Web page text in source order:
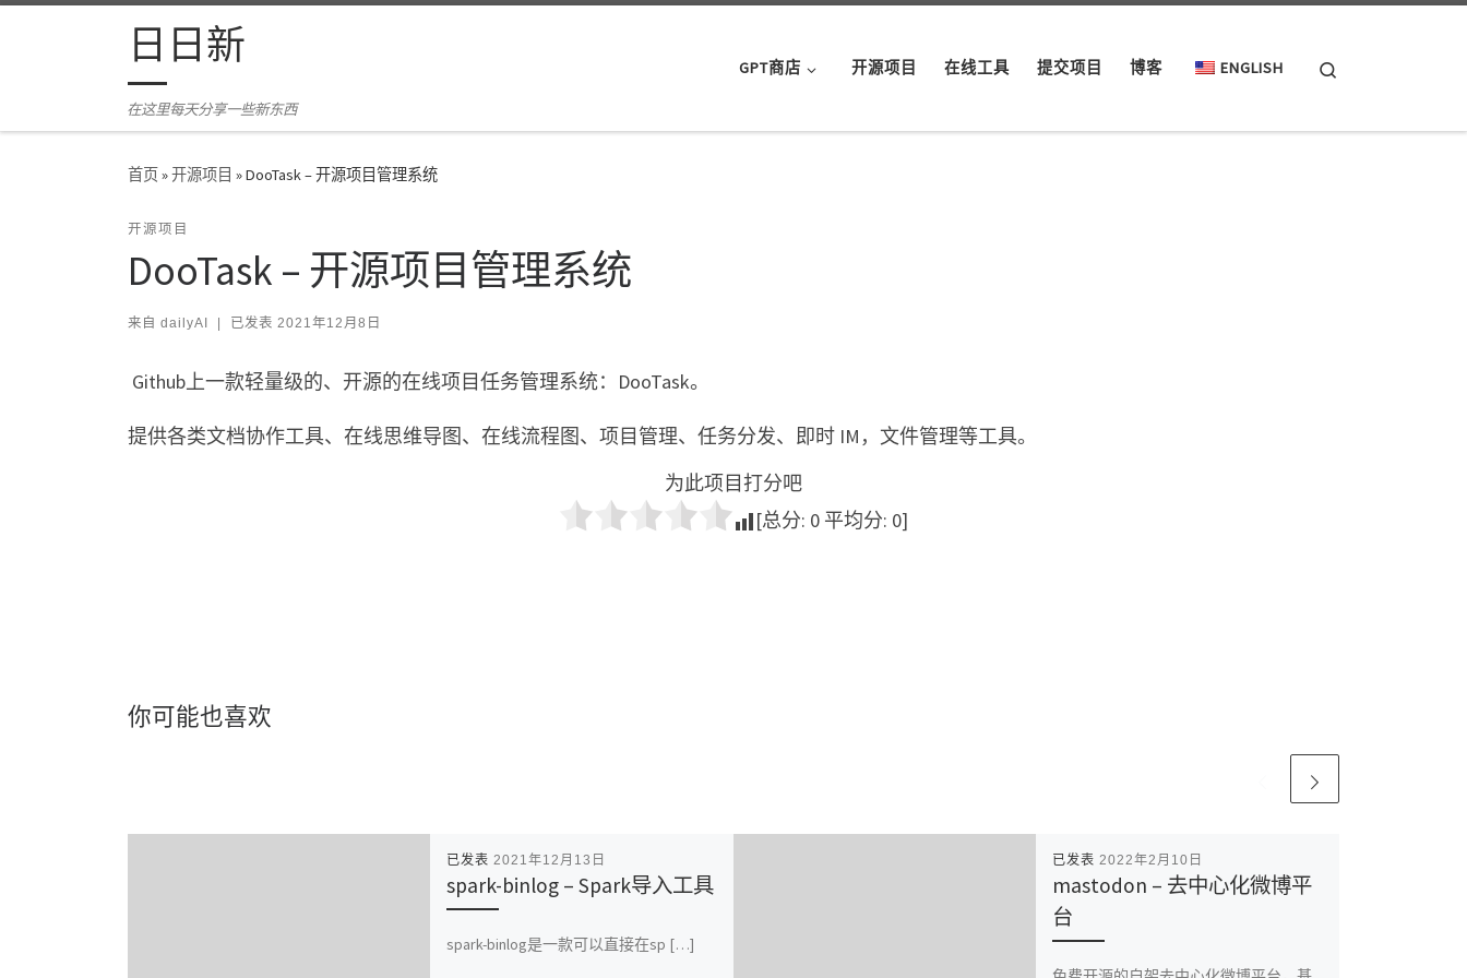
Skip to content日日新
在这里每天分享一些新东西
GPT商店 开源项目 在线工具 提交项目 博客 ENGLISH
首页»开源项目 »DooTask – 开源项目管理系统
开源项目
DooTask – 开源项目管理系统
来自 dailyAI 已发表 2021年12月8日
Github上一款轻量级的、开源的在线项目任务管理系统：DooTask。
提供各类文档协作工具、在线思维导图、在线流程图、项目管理、任务分发、即时 IM，文件管理等工具。
为此项目打分吧
[总分: 0 平均分: 0]
你可能也喜欢
已发表 2021年12月13日
spark-binlog – Spark导入工具
spark-binlog是一款可以直接在sp […]
已发表 2022年2月10日
mastodon – 去中心化微博平
台